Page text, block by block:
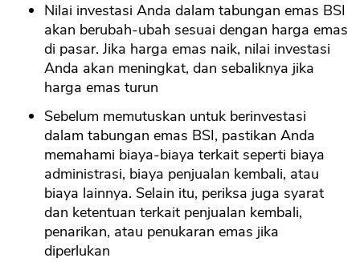
Nilai investasi Anda dalam tabungan emas BSI
akan berubah-ubah sesuai dengan harga emas
di pasar. Jika harga emas naik, nilai investasi
Anda akan meningkat, dan sebaliknya jika
harga emas turun
Sebelum memutuskan untuk berinvestasi
dalam tabungan emas BSI, pastikan Anda
memahami biaya-biaya terkait seperti biaya
administrasi, biaya penjualan kembali, atau
biaya lainnya. Selain itu, periksa juga syarat
dan ketentuan terkait penjualan kembali,
penarikan, atau penukaran emas jika
diperlukan